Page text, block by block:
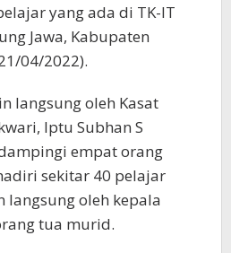
yang ada di TK-IT
Jawa, Kabupaten
04/2022).
langsung oleh Kasat
Iptu Subhan S
empat orang
sekitar 40 pelajar
langsung oleh kepala
tua murid.